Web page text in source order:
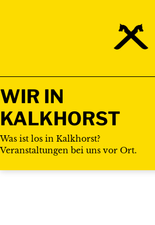
WIR IN
KALKHORST
Was ist los in Kalkhorst?
Veranstaltungen bei uns vor Ort.